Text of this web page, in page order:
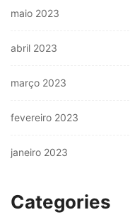
maio 2023
abril 2023
março 2023
fevereiro 2023
janeiro 2023
Categories